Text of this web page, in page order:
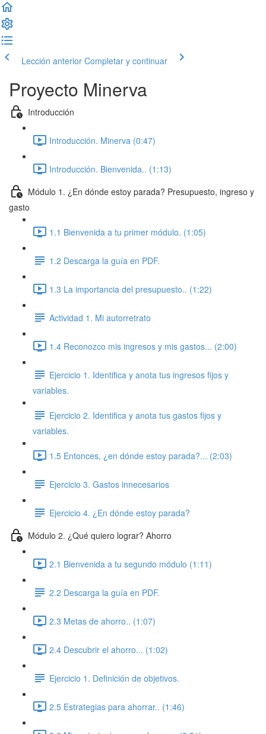
Lección anterior Completar y continuar
Proyecto Minerva
Introducción
Introducción. Minerva (0:47)
Introducción. Bienvenida.. (1:13)
Módulo 1. ¿En dónde estoy parada? Presupuesto, ingreso y
gasto
1.1 Bienvenida a tu primer módulo. (1:05)
1.2 Descarga la guía en PDF.
1.3 La importancia del presupuesto.. (1:22)
Actividad 1. Mi autorretrato
1.4 Reconozco mis ingresos y mis gastos... (2:00)
Ejercicio 1. Identifica y anota tus ingresos fijos y
variables.
Ejercicio 2. Identifica y anota tus gastos fijos y
variables.
1.5 Entonces, ¿en dónde estoy parada?... (2:03)
Ejercicio 3. Gastos innecesarios
Ejercicio 4. ¿En dónde estoy parada?
Módulo 2. ¿Qué quiero lograr? Ahorro
2.1 Bienvenida a tu segundo módulo (1:11)
2.2 Descarga la guía en PDF.
2.3 Metas de ahorro.. (1:07)
2.4 Descubrir el ahorro... (1:02)
Ejercicio 1. Definición de objetivos.
2.5 Estrategias para ahorrar.. (1:46)